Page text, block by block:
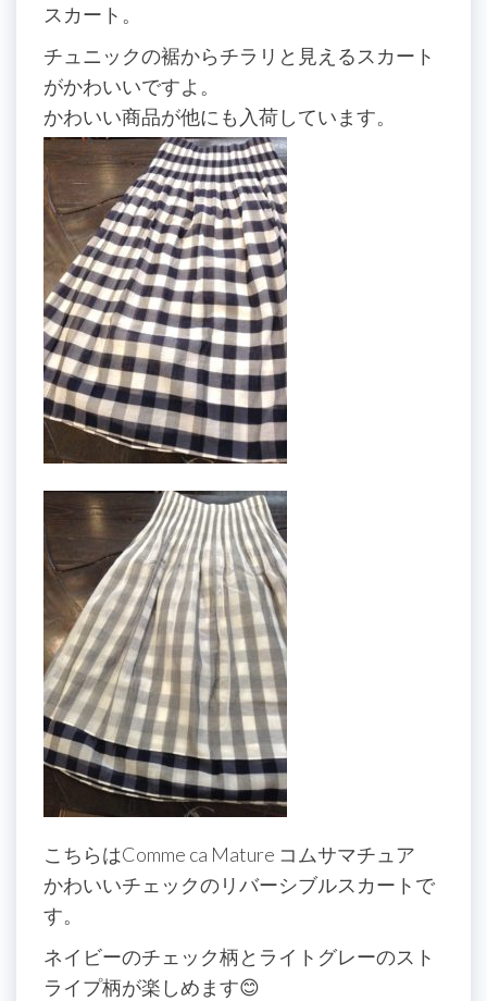
スカート。
チュニックの裾からチラリと見えるスカート
がかわいいですよ。
かわいい商品が他にも入荷しています。
こちらはComme ca Mature コムサマチュア
かわいいチェックのリバーシブルスカートで
す。
ネイビーのチェック柄とライトグレーのスト
ライプ柄が楽しめます😊